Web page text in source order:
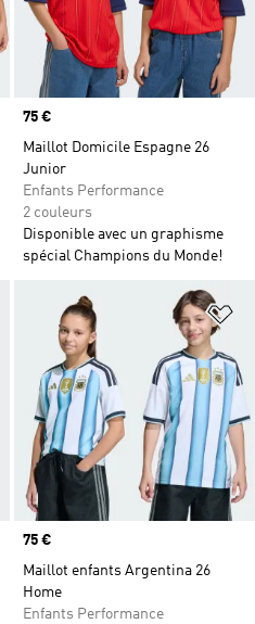
Prix
75 €
Maillot Domicile Espagne 26
Junior
Enfants Performance
2 couleurs
Disponible avec un graphisme
spécial Champions du Monde!
Ajouter à la Liste de produits
Prix
75 €
Maillot enfants Argentina 26
Home
Enfants Performance